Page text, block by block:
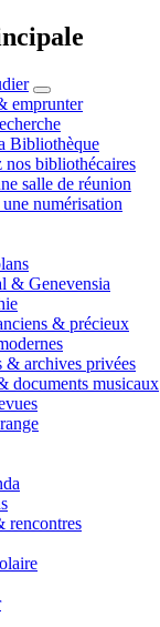
emprunter
Bibliothèque
nos bibliothécaires
salle de réunion
numérisation
& Genevensia
& précieux
& archives privées
documents musicaux
rencontres